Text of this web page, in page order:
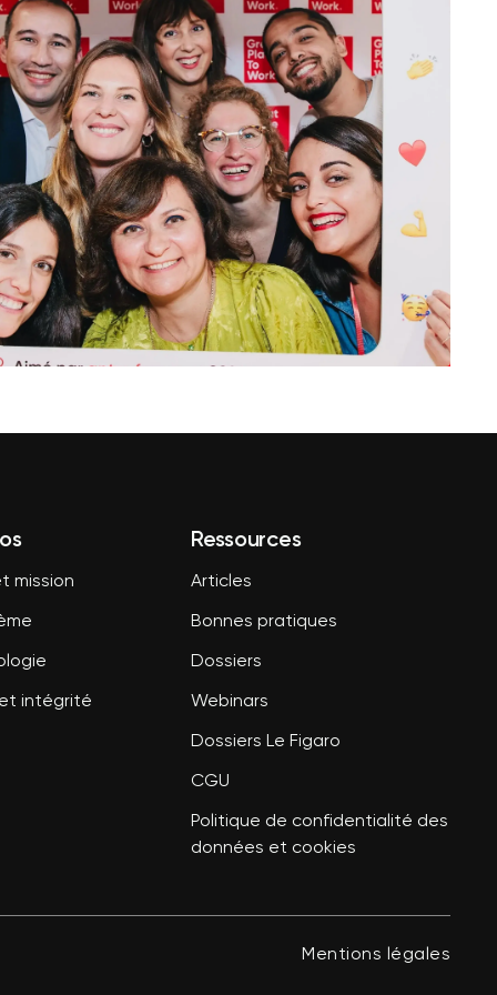
mission
intégrité
Ressources
Articles
Bonnes pratiques
Dossiers
Webinars
Dossiers Le Figaro
CGU
Politique de confidentialité des
données et cookies
Mentions légales